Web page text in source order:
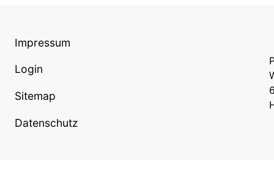
Impressum
Login
Sitemap
Datenschutz